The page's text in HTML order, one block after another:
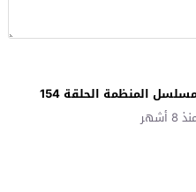
المنظمة الحلقة 154
8 أشهر